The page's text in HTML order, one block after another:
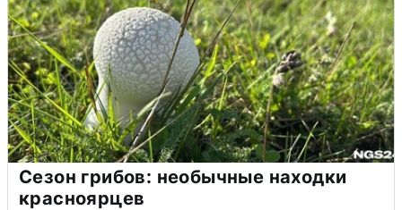
Сезон грибов: необычные находки
красноярцев